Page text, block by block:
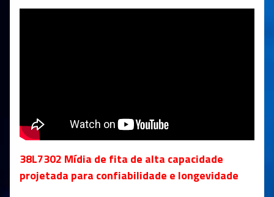
38L7302 Mídia de fita de alta capacidade
projetada para confiabilidade e longevidade